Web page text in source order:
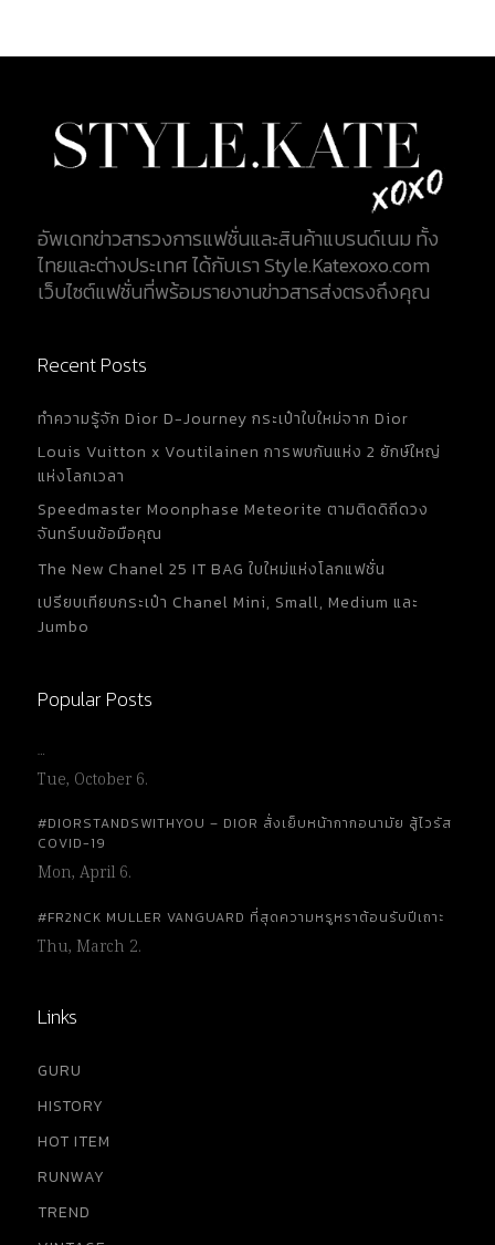
ฝากขายสามารถคลิ๊กได้อย่างง่ายดาย 3. เลือกประเภท
อัพเดทข่าวสารวงการแฟชั่นและสินค้าแบรนด์เนม ทั้ง
ไทยและต่างประเทศ ได้กับเรา Style.Katexoxo.com
เว็บไซต์แฟชั่นที่พร้อมรายงานข่าวสารส่งตรงถึงคุณ
Recent Posts
ทำความรู้จัก Dior D-Journey กระเป๋าใบใหม่จาก Dior
Louis Vuitton x Voutilainen การพบกันแห่ง 2 ยักษ์ใหญ่
แห่งโลกเวลา
Speedmaster Moonphase Meteorite ตามติดดิถีดวง
จันทร์บนข้อมือคุณ
The New Chanel 25 IT BAG ใบใหม่แห่งโลกแฟชั่น
เปรียบเทียบกระเป๋า Chanel Mini, Small, Medium และ
Jumbo
Popular Posts
…
Tue, October 6.
#DIORSTANDSWITHYOU – DIOR สั่งเย็บหน้ากากอนามัย สู้ไวรัส
COVID-19
Mon, April 6.
#FR2NCK MULLER VANGUARD ที่สุดความหรูหราต้อนรับปีเถาะ
Thu, March 2.
Links
GURU
HISTORY
HOT ITEM
RUNWAY
TREND